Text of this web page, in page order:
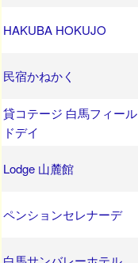
HAKUBA HOKUJO
民宿かねかく
貸コテージ 白馬フィール
ドデイ
Lodge 山麓館
ペンションセレナーデ